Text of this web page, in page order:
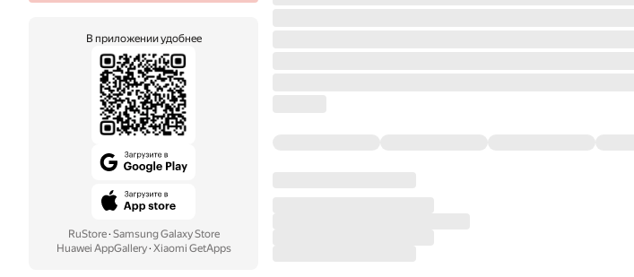
В приложении удобнее
RuStore· Samsung Galaxy Store
Huawei AppGallery· Xiaomi GetApps